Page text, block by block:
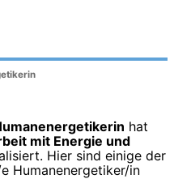
hat
mit Energie und
Hier sind einige der
Humanenergetiker/in